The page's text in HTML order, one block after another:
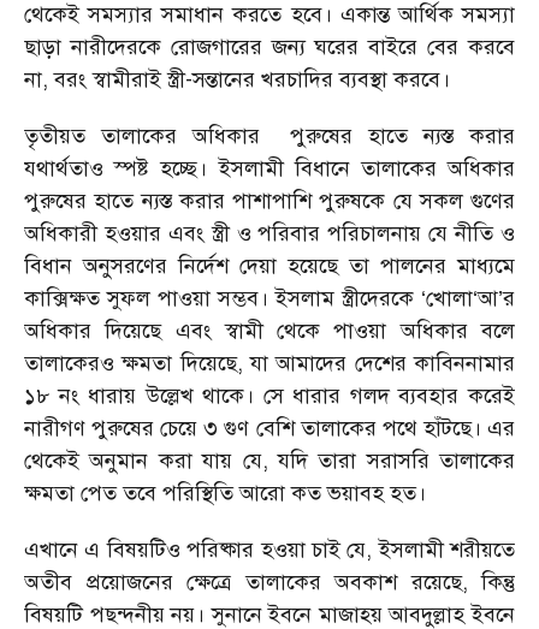
থেকেই সমস্যার সমাধান করতে হবে। একান্ত আর্থিক সমস্যা
ছাড়া নারীদেরকে রোজগারের জন্য ঘরের বাইরে বের করবে
না, বরং স্বামীরাই স্ত্রী-সন্তানের খরচাদির ব্যবস্থা করবে।
তৃতীয়ত তালাকের অধিকার পুরুষের হাতে ন্যস্ত করার
যথার্থতাও স্পষ্ট হচ্ছে। ইসলামী বিধানে তালাকের অধিকার
পুরুষের হাতে ন্যস্ত করার পাশাপাশি পুরুষকে যে সকল গুণের
অধিকারী হওয়ার এবং স্ত্রী ও পরিবার পরিচালনায় যে নীতি ও
বিধান অনুসরণের নির্দেশ দেয়া হয়েছে তা পালনের মাধ্যমে
কাক্সিক্ষত সুফল পাওয়া সম্ভব। ইসলাম স্ত্রীদেরকে ‘খোলা‘আ’র
অধিকার দিয়েছে এবং স্বামী থেকে পাওয়া অধিকার বলে
তালাকেরও ক্ষমতা দিয়েছে, যা আমাদের দেশের কাবিননামার
১৮ নং ধারায় উল্লেখ থাকে। সে ধারার গলদ ব্যবহার করেই
নারীগণ পুরুষের চেয়ে ৩ গুণ বেশি তালাকের পথে হাঁটছে। এর
থেকেই অনুমান করা যায় যে, যদি তারা সরাসরি তালাকের
ক্ষমতা পেত তবে পরিস্থিতি আরো কত ভয়াবহ হত।
এখানে এ বিষয়টিও পরিষ্কার হওয়া চাই যে, ইসলামী শরীয়তে
অতীব প্রয়োজনের ক্ষেত্রে তালাকের অবকাশ রয়েছে, কিন্তু
বিষয়টি পছন্দনীয় নয়। সুনানে ইবনে মাজাহ্য় আবদুল্লাহ ইবনে